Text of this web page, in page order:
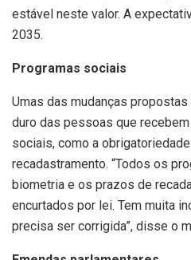
estável neste valor. A
2035.
Programas sociais
Umas das mudanças
duro das pessoas que
sociais, como a
recadastramento. “Todos os
biometria e os prazos de
encurtados por lei. Tem muita
precisa ser corrigida”, disse o